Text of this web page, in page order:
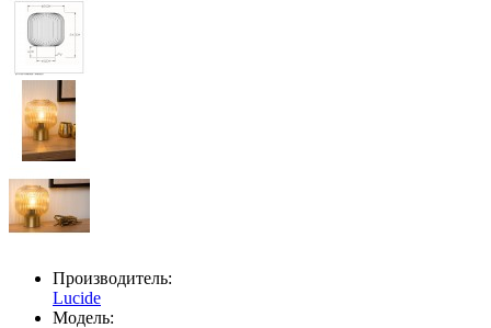
Производитель:
Lucide
Модель: